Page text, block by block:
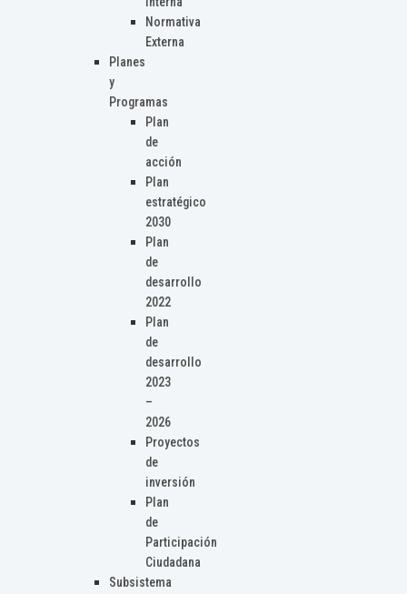
Normativa
Externa
Planes
y
Programas
Plan
de
acción
Plan
estratégico
2030
Plan
de
desarrollo
2022
Plan
de
desarrollo
2023
–
2026
Proyectos
de
inversión
Plan
de
Participación
Ciudadana
Subsistema